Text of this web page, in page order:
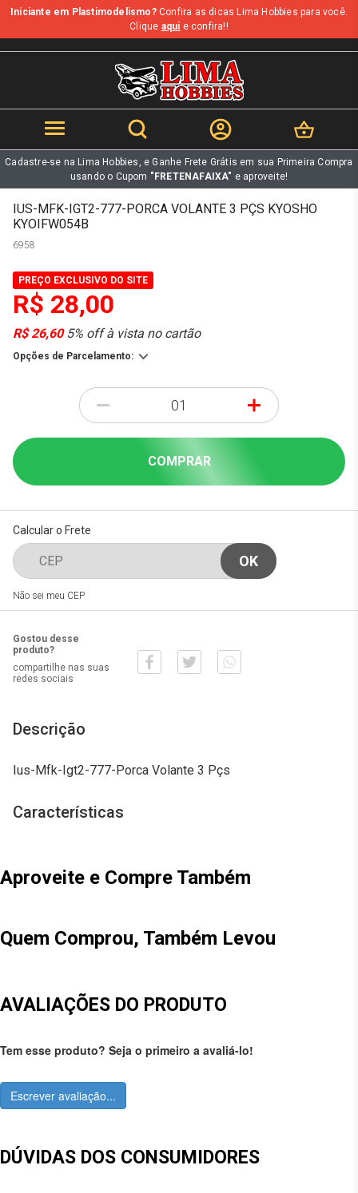
b
Iniciante em Plastimodelismo?Confira as dicas Lima Hobbies para você.
Clique aqui e confira!!
Cadastre-se na Lima Hobbies, e Ganhe Frete Grátis em sua Primeira Compra
usando o Cupom "FRETENAFAIXA" e aproveite!
IUS-MFK-IGT2-777-PORCA VOLANTE 3 PÇS KYOSHO
KYOIFW054B
6958
PREÇO EXCLUSIVO DO SITE
R$ 28,00
R$ 26,605% off à vista no cartão
Opções de Parcelamento:
- +
COMPRAR
Calcular o Frete
Não sei meu CEP
Gostou desse
produto?
compartilhe nas suas
redes sociais
Descrição
Ius-Mfk-Igt2-777-Porca Volante 3 Pçs
Características
Aproveite e Compre Também
Quem Comprou, Também Levou
AVALIAÇÕES DO PRODUTO
Tem esse produto? Seja o primeiro a avaliá-lo!
Escrever avaliação...
DÚVIDAS DOS CONSUMIDORES